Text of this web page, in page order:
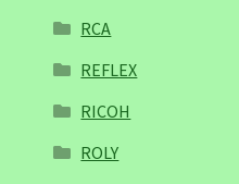
RCA
REFLEX
RICOH
ROLY